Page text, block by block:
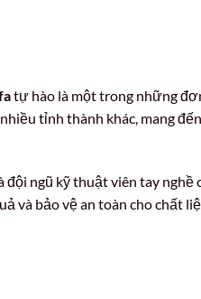
tự hào là một trong những
tỉnh thành khác, mang
ngũ kỹ thuật viên tay nghề
và bảo vệ an toàn cho chất